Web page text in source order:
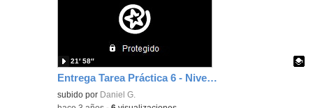
Entrega Tarea Práctica 6 - Nivel A2
Contenido educativo.
subido por Daniel G.
21′ 58″